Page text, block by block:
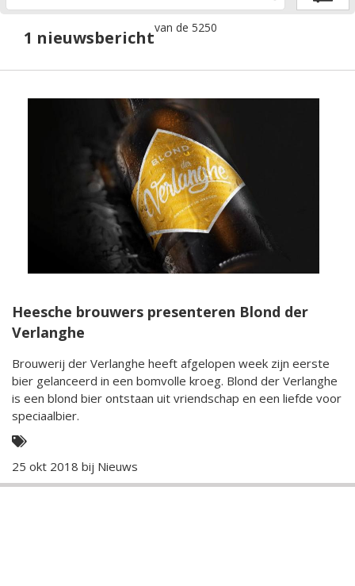
1 nieuwsberichtvan de 5250
Heesche brouwers presenteren Blond der
Verlanghe
Brouwerij der Verlanghe heeft afgelopen week zijn eerste
bier gelanceerd in een bomvolle kroeg. Blond der Verlanghe
is een blond bier ontstaan uit vriendschap en een liefde voor
speciaalbier.
25 okt 2018 bij Nieuws